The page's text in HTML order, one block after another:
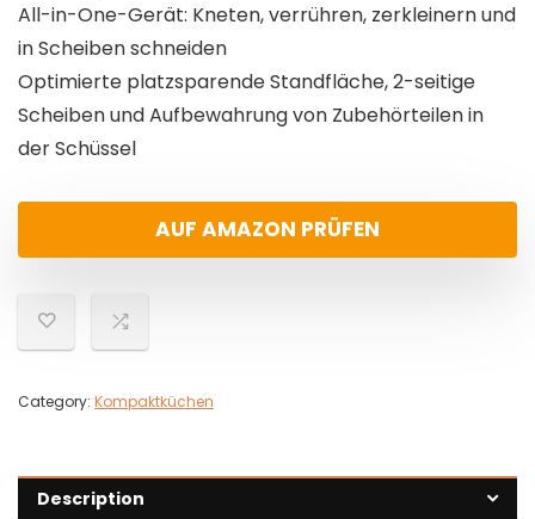
All-in-One-Gerät: Kneten, verrühren, zerkleinern und
in Scheiben schneiden
Optimierte platzsparende Standfläche, 2-seitige
Scheiben und Aufbewahrung von Zubehörteilen in
der Schüssel
AUF AMAZON PRÜFEN
Category: Kompaktküchen
Description